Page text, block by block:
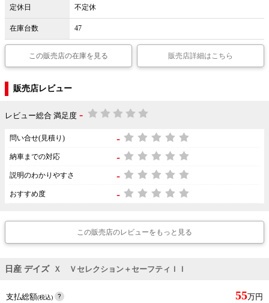
定休日 不定休
在庫台数 47
この販売店の在庫を見る 販売店詳細はこちら
販売店レビュー
レビュー総合 満足度 -
問い合せ(見積り) -
納車までの対応 -
説明のわかりやすさ -
おすすめ度 -
この販売店のレビューをもっと見る
日産 デイズ Ｘ Ｖセレクション＋セーフティＩＩ
支払総額(税込) 55万円